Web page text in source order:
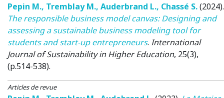
Pepin M., Tremblay M., Auderbrand L., Chassé S.(2024).
The responsible business model canvas: Designing and
assessing a sustainable business modeling tool for
students and start-up entrepreneurs. International
Journal of Sustainability in Higher Education, 25(3),
(p.514-538).
Articles de revue